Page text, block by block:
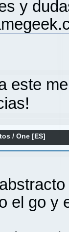
y
este
/One [ES]
el go y